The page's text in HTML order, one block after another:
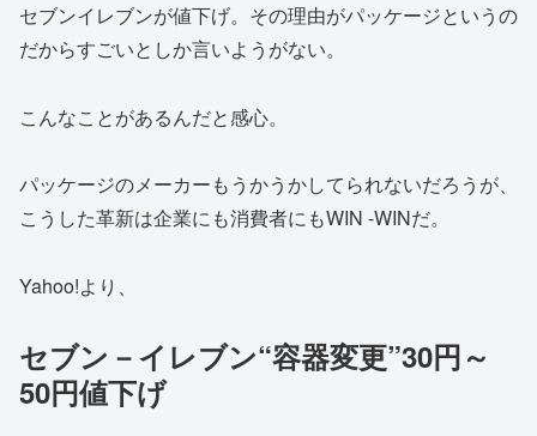
セブンイレブンが値下げ。その理由がパッケージというの
だからすごいとしか言いようがない。
こんなことがあるんだと感心。
パッケージのメーカーもうかうかしてられないだろうが、
こうした革新は企業にも消費者にもWIN -WINだ。
Yahoo!より、
セブン－イレブン“容器変更”30円～
50円値下げ